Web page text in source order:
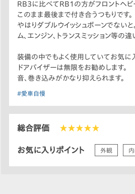
RB3に比べてRB1の方がフロントヘビ
このまま最後まで付き合うつもりです。
やはりダブルウイッシュボーンでない
ム、エンジン、トランスミッション等の
装備の中でもよく使用していてお気に
ドアバイザーは無限をお勧めします。
音、巻き込みがかなり抑えられます。
#愛車自慢
総合評価 ★★★★★
お気に入りポイント 外観